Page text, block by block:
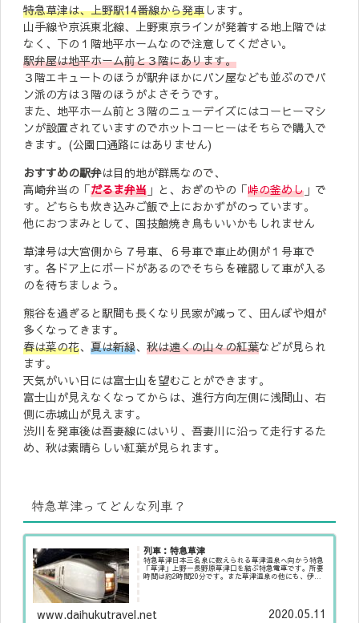
特急草津は、上野駅14番線から発車 します。
山手線や京浜東北線、上野東京ラインが発着する地上階では
なく、下の１階地平ホームなので注意してください。
駅弁屋は地平ホーム前と３階にあります。
３階エキュートのほうが駅弁ほかにパン屋なども並ぶのでパ
ン派の方は３階のほうがよさそうです。
また、地平ホーム前と３階のニューデイズにはコーヒーマシ
ンが設置されていますのでホットコーヒーはそちらで購入で
きます。(公園口通路にはありません)
おすすめの駅弁は目的地が群馬なので、
高崎弁当の「だるま弁当 」と、おぎのやの「峠の釜めし 」で
す。どちらも炊き込みご飯で上におかずがのっています。
他におつまみとして、国技館焼き鳥もいいかもしれません
草津号は大宮側から７号車、６号車で車止め側が１号車で
す。各ドア上にボードがあるのでそちらを確認して車が入る
のを待ちましょう。
熊谷を過ぎると駅間も長くなり民家が減って、田んぼや畑が
多くなってきます。
春は菜の花、 夏は新緑、 秋は遠くの山々の紅葉などが見られ
ます。
天気がいい日には富士山を望むことができます。
富士山が見えなくなってからは、進行方向左側に浅間山、右
側に赤城山が見えます。
渋川を発車後は吾妻線にはいり、吾妻川に沿って走行するた
め、秋は素晴らしい紅葉が見られます。
特急草津ってどんな列車？
列車：特急草津
特急草津日本三名泉に数えられる草津温泉へ向かう特急
「草津」上野ー長野原草津口を結ぶ特急電車です。所要
時間は約2時間20分です。また草津温泉の他にも、伊香
www.daihukutravel.net 2020.05.11